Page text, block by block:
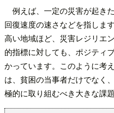
例えば、一定の災害が起き
回復速度の速さなどを指しま
高い地域ほど、災害レジリエ
的指標に対しても、ポジティ
かっています。このように考
は、貧困の当事者だけでなく
極的に取り組むべき大きな課